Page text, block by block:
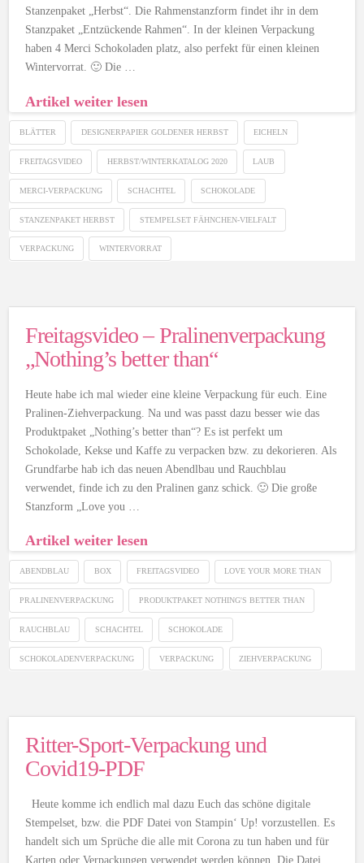
Stanzenpaket „Herbst“. Die Rahmenstanzform findet ihr in dem
Stanzpaket „Entzückende Rahmen“. In der kleinen Verpackung
haben 4 Merci Schokoladen platz, also perfekt für einen kleinen
Wintervorrat. 🙂 Die …
Artikel weiter lesen
BLÄTTER DESIGNERPAPIER GOLDENER HERBST EICHELN
FREITAGSVIDEO HERBST/WINTERKATALOG 2020 LAUB
MERCI-VERPACKUNG SCHACHTEL SCHOKOLADE
STANZENPAKET HERBST STEMPELSET FÄHNCHEN-VIELFALT
VERPACKUNG WINTERVORRAT
Freitagsvideo – Pralinenverpackung
„Nothing’s better than“
Heute habe ich mal wieder eine kleine Verpackung für euch. Eine
Pralinen-Ziehverpackung. Na und was passt dazu besser wie das
Produktpaket „Nothing’s better than“? Es ist perfekt um
Schokolade, Kekse und Kaffe zu verpacken bzw. zu dekorieren. Als
Grundfarbe hab ich das neuen Abendlbau und Rauchblau
verwendet, finde ich zu den Pralinen ganz schick. 🙂 Die große
Stanzform „Love you …
Artikel weiter lesen
ABENDBLAU BOX FREITAGSVIDEO LOVE YOUR MORE THAN
PRALINENVERPACKUNG PRODUKTPAKET NOTHING'S BETTER THAN
RAUCHBLAU SCHACHTEL SCHOKOLADE
SCHOKOLADENVERPACKUNG VERPACKUNG ZIEHVERPACKUNG
Ritter-Sport-Verpackung und
Covid19-PDF
Heute komme ich endlich mal dazu Euch das schöne digitale
Stempelset, bzw. die PDF Datei von Stampin‘ Up! vorzustellen. Es
handelt sich um Sprüche die alle mit Corona zu tun haben und für
Karten oder Verpackungen verwendet werden können. Die Datei